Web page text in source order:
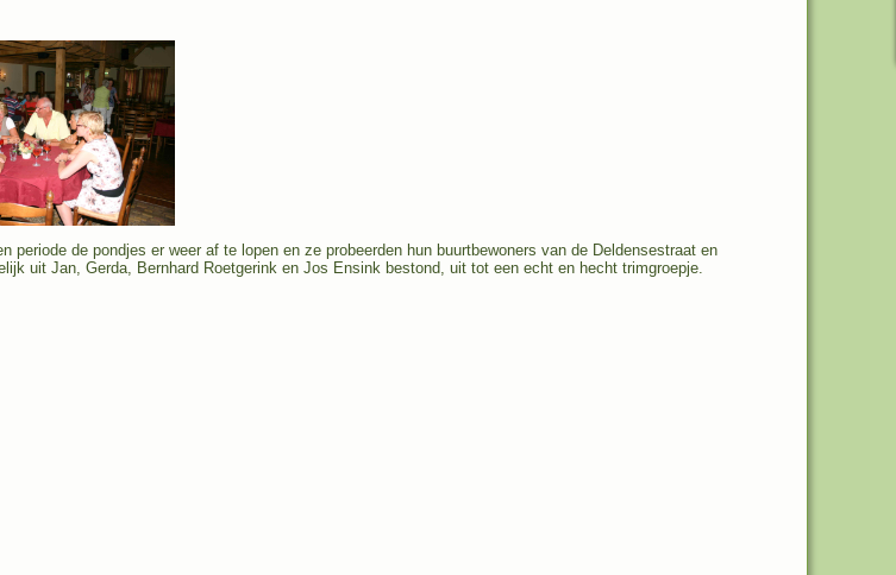
de pondjes er weer af te lopen en ze probeerden hun buurtbewoners van de Deldensestraat en
uit Jan, Gerda, Bernhard Roetgerink en Jos Ensink bestond, uit tot een echt en hecht trimgroepje.